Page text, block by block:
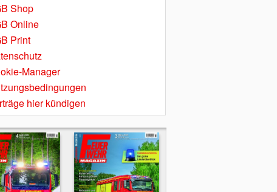
Shop
Online
Print
Manager
hier kündigen